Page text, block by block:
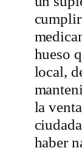
hueso
local,
la
haber